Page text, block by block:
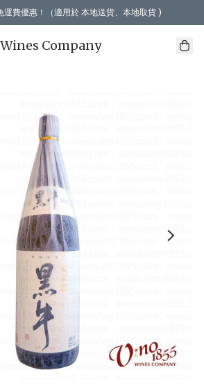
費優惠！（適用於 本地送貨、本地取貨 )
Company